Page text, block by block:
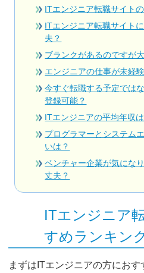
ITエンジニア転職サイト
ITエンジニア転職サイト
夫？
ブランクがあるのですが
エンジニアの仕事が未経
今すぐ転職する予定では
登録可能？
ITエンジニアの平均年収
プログラマーとシステム
いは？
ベンチャー企業が気にな
丈夫？
ITエンジニア
すめランキン
まずはITエンジニアの方にお